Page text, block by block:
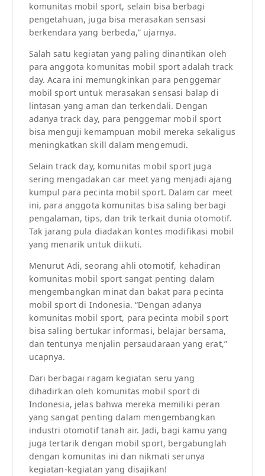
komunitas mobil sport, selain bisa berbagi
pengetahuan, juga bisa merasakan sensasi
berkendara yang berbeda,” ujarnya.
Salah satu kegiatan yang paling dinantikan oleh
para anggota komunitas mobil sport adalah track
day. Acara ini memungkinkan para penggemar
mobil sport untuk merasakan sensasi balap di
lintasan yang aman dan terkendali. Dengan
adanya track day, para penggemar mobil sport
bisa menguji kemampuan mobil mereka sekaligus
meningkatkan skill dalam mengemudi.
Selain track day, komunitas mobil sport juga
sering mengadakan car meet yang menjadi ajang
kumpul para pecinta mobil sport. Dalam car meet
ini, para anggota komunitas bisa saling berbagi
pengalaman, tips, dan trik terkait dunia otomotif.
Tak jarang pula diadakan kontes modifikasi mobil
yang menarik untuk diikuti.
Menurut Adi, seorang ahli otomotif, kehadiran
komunitas mobil sport sangat penting dalam
mengembangkan minat dan bakat para pecinta
mobil sport di Indonesia. “Dengan adanya
komunitas mobil sport, para pecinta mobil sport
bisa saling bertukar informasi, belajar bersama,
dan tentunya menjalin persaudaraan yang erat,”
ucapnya.
Dari berbagai ragam kegiatan seru yang
dihadirkan oleh komunitas mobil sport di
Indonesia, jelas bahwa mereka memiliki peran
yang sangat penting dalam mengembangkan
industri otomotif tanah air. Jadi, bagi kamu yang
juga tertarik dengan mobil sport, bergabunglah
dengan komunitas ini dan nikmati serunya
kegiatan-kegiatan yang disajikan!